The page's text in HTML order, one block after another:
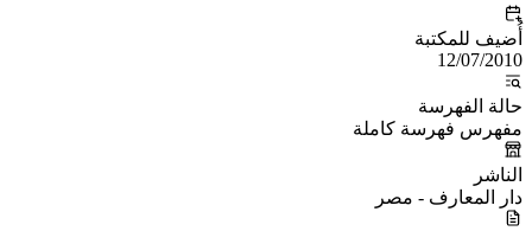
أُضيف للمكتبة
12/07/2010
حالة الفهرسة
مفهرس فهرسة كاملة
الناشر
دار المعارف - مصر